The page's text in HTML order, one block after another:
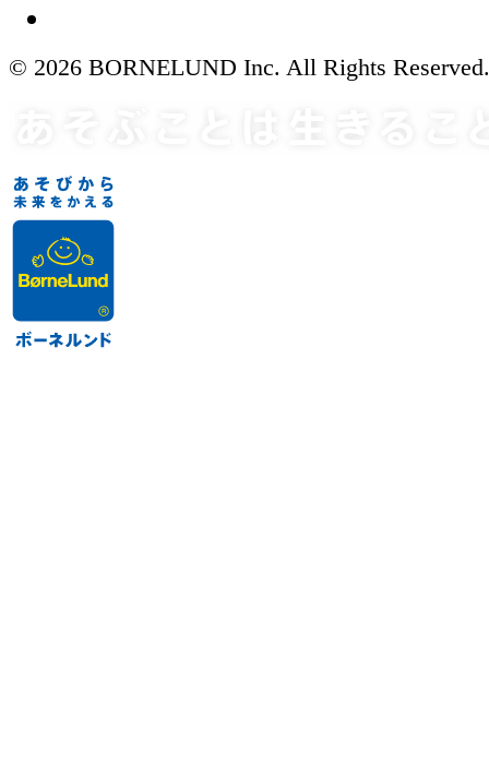
© 2026 BORNELUND Inc. All Rights Reserved.